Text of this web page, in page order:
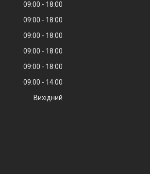
09:00
18:00
09:00
18:00
09:00
18:00
09:00
18:00
09:00
18:00
09:00
14:00
Вихідний